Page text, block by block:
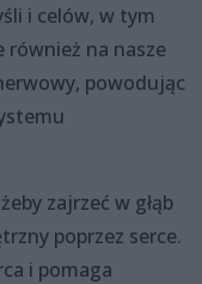
i celów, w tym
również na nasze
powodując
zajrzeć w głąb
poprzez serce.
i pomaga